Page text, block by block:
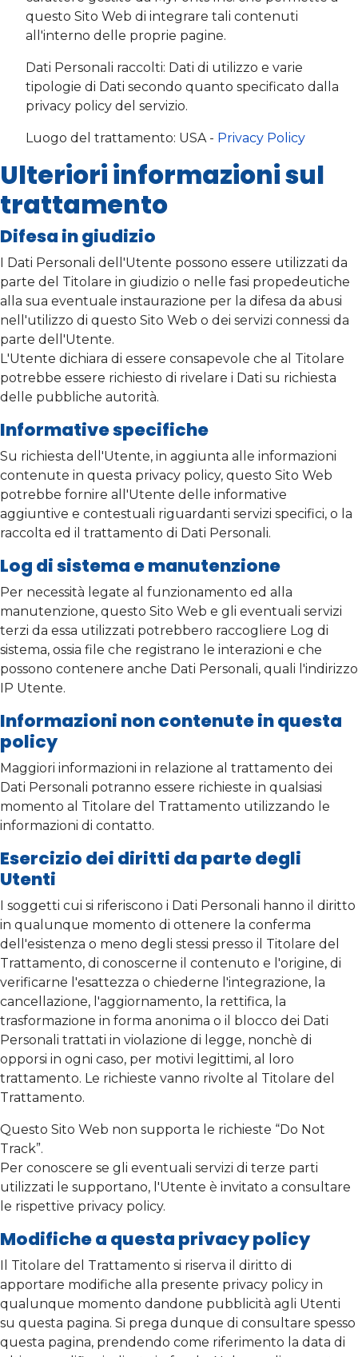
questo Sito Web di integrare tali contenuti
all'interno delle proprie pagine.
Dati Personali raccolti: Dati di utilizzo e varie
tipologie di Dati secondo quanto specificato dalla
privacy policy del servizio.
Luogo del trattamento: USA - Privacy Policy
Ulteriori informazioni sul
trattamento
Difesa in giudizio
I Dati Personali dell'Utente possono essere utilizzati da
parte del Titolare in giudizio o nelle fasi propedeutiche
alla sua eventuale instaurazione per la difesa da abusi
nell'utilizzo di questo Sito Web o dei servizi connessi da
parte dell'Utente.
L'Utente dichiara di essere consapevole che al Titolare
potrebbe essere richiesto di rivelare i Dati su richiesta
delle pubbliche autorità.
Informative specifiche
Su richiesta dell'Utente, in aggiunta alle informazioni
contenute in questa privacy policy, questo Sito Web
potrebbe fornire all'Utente delle informative
aggiuntive e contestuali riguardanti servizi specifici, o la
raccolta ed il trattamento di Dati Personali.
Log di sistema e manutenzione
Per necessità legate al funzionamento ed alla
manutenzione, questo Sito Web e gli eventuali servizi
terzi da essa utilizzati potrebbero raccogliere Log di
sistema, ossia file che registrano le interazioni e che
possono contenere anche Dati Personali, quali l'indirizzo
IP Utente.
Informazioni non contenute in questa
policy
Maggiori informazioni in relazione al trattamento dei
Dati Personali potranno essere richieste in qualsiasi
momento al Titolare del Trattamento utilizzando le
informazioni di contatto.
Esercizio dei diritti da parte degli
Utenti
I soggetti cui si riferiscono i Dati Personali hanno il diritto
in qualunque momento di ottenere la conferma
dell'esistenza o meno degli stessi presso il Titolare del
Trattamento, di conoscerne il contenuto e l'origine, di
verificarne l'esattezza o chiederne l'integrazione, la
cancellazione, l'aggiornamento, la rettifica, la
trasformazione in forma anonima o il blocco dei Dati
Personali trattati in violazione di legge, nonchè di
opporsi in ogni caso, per motivi legittimi, al loro
trattamento. Le richieste vanno rivolte al Titolare del
Trattamento.
Questo Sito Web non supporta le richieste “Do Not
Track”.
Per conoscere se gli eventuali servizi di terze parti
utilizzati le supportano, l'Utente è invitato a consultare
le rispettive privacy policy.
Modifiche a questa privacy policy
Il Titolare del Trattamento si riserva il diritto di
apportare modifiche alla presente privacy policy in
qualunque momento dandone pubblicità agli Utenti
su questa pagina. Si prega dunque di consultare spesso
questa pagina, prendendo come riferimento la data di